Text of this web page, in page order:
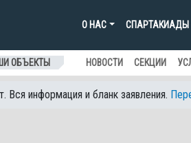
О НАС СПАРТАКИАДЫ
ОБЪЕКТЫ НОВОСТИ СЕКЦИИ
Вся информация и бланк заявления.